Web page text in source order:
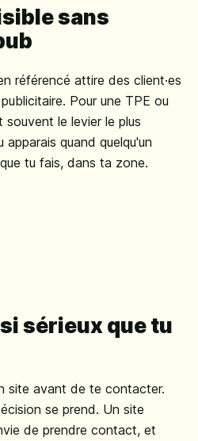
sans
référencé attire des client·es
Pour une TPE ou
souvent le levier le plus
quand quelqu'un
tu fais, dans ta zone.
sérieux que tu
site avant de te contacter.
se prend. Un site
de prendre contact, et